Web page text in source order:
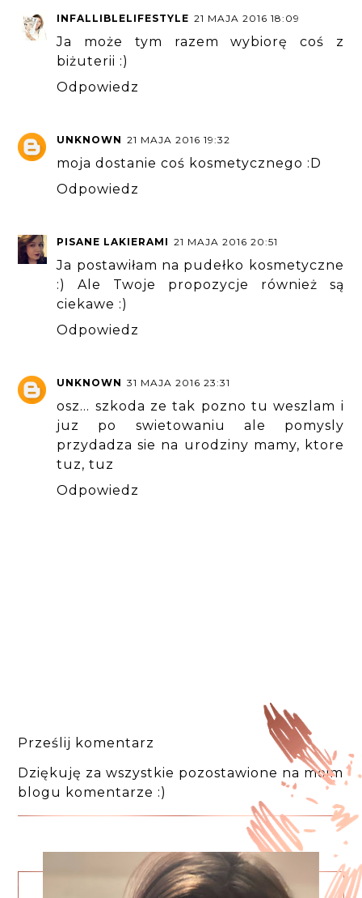
INFALLIBLELIFESTYLE 21 MAJA 2016 18:09
Ja może tym razem wybiorę coś z
biżuterii :)
Odpowiedz
UNKNOWN 21 MAJA 2016 19:32
moja dostanie coś kosmetycznego :D
Odpowiedz
PISANE LAKIERAMI 21 MAJA 2016 20:51
Ja postawiłam na pudełko kosmetyczne
:) Ale Twoje propozycje również są
ciekawe :)
Odpowiedz
UNKNOWN 31 MAJA 2016 23:31
osz... szkoda ze tak pozno tu weszlam i
juz po swietowaniu ale pomysly
przydadza sie na urodziny mamy, ktore
tuz, tuz
Odpowiedz
Prześlij komentarz
Dziękuję za wszystkie pozostawione na moim
blogu komentarze :)